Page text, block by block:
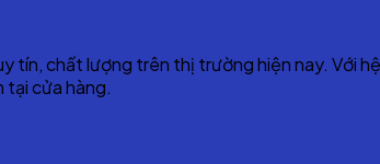
tín, chất lượng trên thị trường hiện nay. Với
tại cửa hàng.